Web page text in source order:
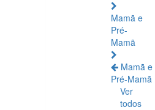
Mamã e
Pré-
Mamã
Mamã e
Pré-Mamã
Ver
todos